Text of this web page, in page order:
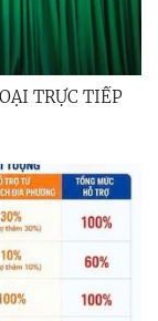
TRỰC TIẾP